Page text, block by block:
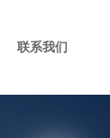
联系我们